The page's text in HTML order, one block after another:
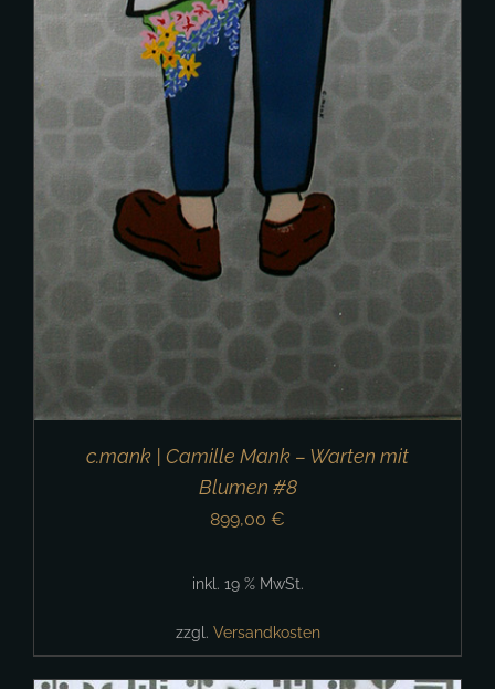
c.mank | Camille Mank – Warten mit
Blumen #8
899,00 €
inkl. 19 % MwSt.
zzgl. Versandkosten